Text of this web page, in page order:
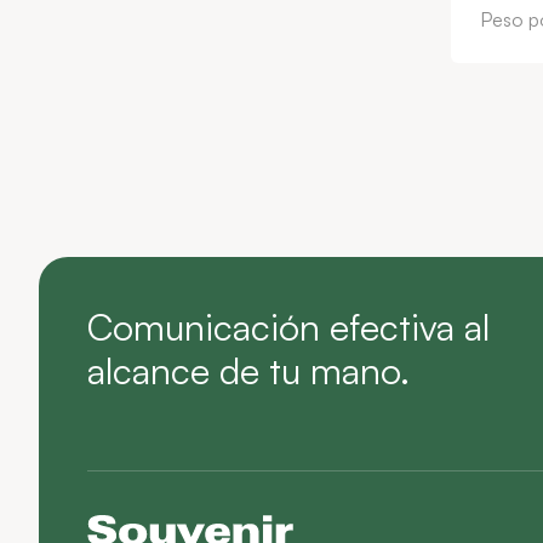
Peso
Comunicación efectiva al
alcance de tu mano.